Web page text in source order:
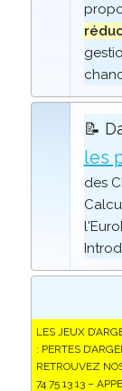
📝
les
des
LES JEUX
: PERTES
RETROUVEZ
74 75 13 13 –